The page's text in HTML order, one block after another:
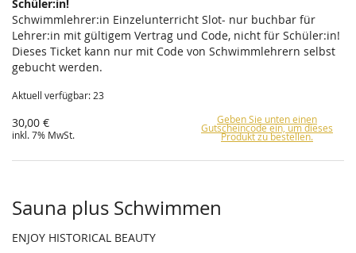
Schüler:in!
Schwimmlehrer:in Einzelunterricht Slot- nur buchbar für
Lehrer:in mit gültigem Vertrag und Code, nicht für Schüler:in!
Dieses Ticket kann nur mit Code von Schwimmlehrern selbst
gebucht werden.
Aktuell verfügbar: 23
30,00 €
inkl. 7% MwSt.
Geben Sie unten einen
Gutscheincode ein, um dieses
Produkt zu bestellen.
Sauna plus Schwimmen
ENJOY HISTORICAL BEAUTY